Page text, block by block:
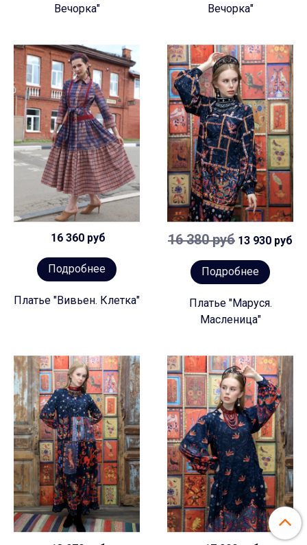
Вечорка"
Вечорка"
16 360 руб
Подробнее
Платье "Вивьен. Клетка"
16 380 руб 13 930 руб
Подробнее
Платье "Маруся.
Масленица"